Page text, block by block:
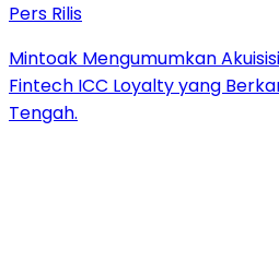
Pers Rilis
Mintoak Mengumumkan
Fintech ICC Loyalty yang
Tengah.